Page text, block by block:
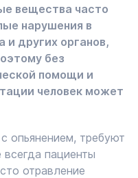
вещества часто
нарушения в
и других органов,
без
помощи и
человек может
опьянением, требуют
пациенты
отравление